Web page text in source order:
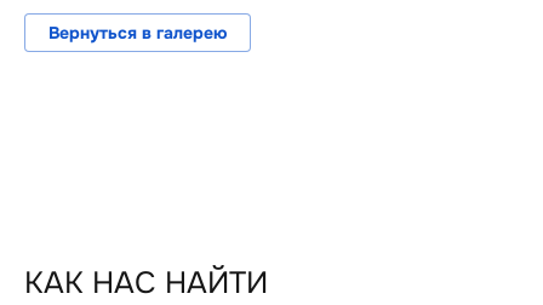
Вернуться в галерею
КАК НАС НАЙТИ